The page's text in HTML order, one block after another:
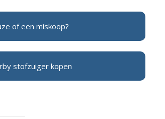
of een miskoop?
stofzuiger kopen